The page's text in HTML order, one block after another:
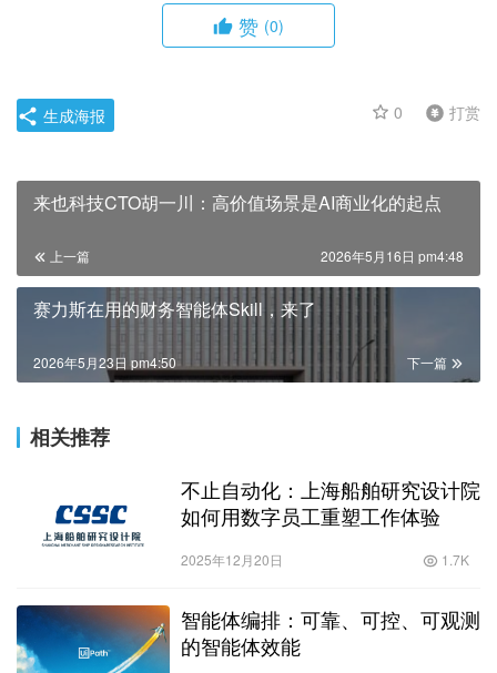
赞 (0)
0 打赏
生成海报
来也科技CTO胡一川：高价值场景是AI商业化的起点
上一篇 2026年5月16日 pm4:48
赛力斯在用的财务智能体Skill，来了
下一篇
2026年5月23日 pm4:50
相关推荐
不止自动化：上海船舶研究设计院
如何用数字员工重塑工作体验
2025年12月20日 1.7K
智能体编排：可靠、可控、可观测
的智能体效能